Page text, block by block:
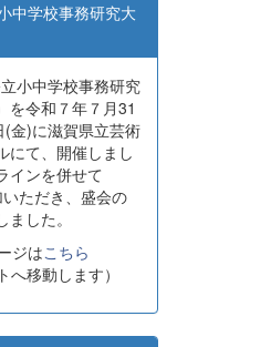
中学校事務研究大
小中学校事務研究
を令和７年７月31
(金)に滋賀県立芸術
にて、開催しまし
インを併せて
ただき、盛会の
した。
ジはこちら
へ移動します）